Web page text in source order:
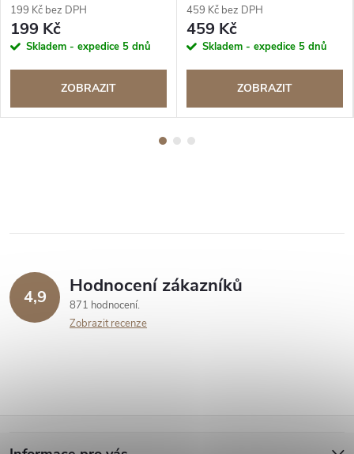
199 Kč bez DPH
199 Kč
Skladem - expedice 5 dnů
ZOBRAZIT
459 Kč bez DPH
459 Kč
Skladem - expedice 5 dnů
ZOBRAZIT
4,9 Hodnocení zákazníků
871 hodnocení
Zobrazit recenze